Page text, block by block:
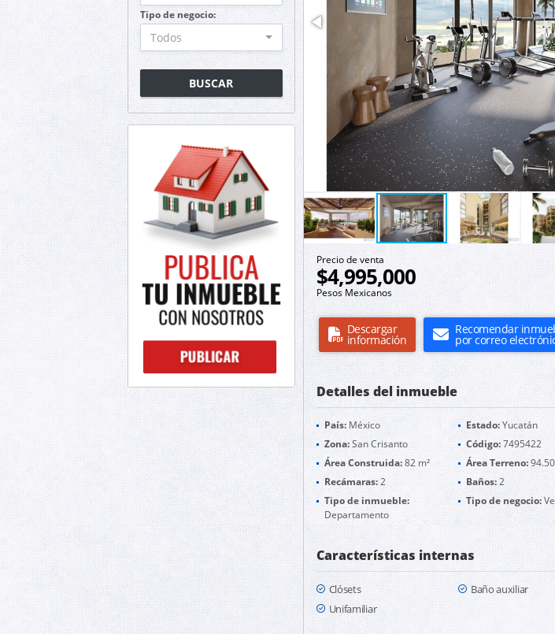
Tipo de negocio:
Todos
BUSCAR
Precio de venta
$4,995,000
Pesos Mexicanos
Descargar
información
Recomendar
por correo
Detalles del inmueble
País:México Estado:Yucatán
Zona:San Crisanto Código:7495422
Área Construida:82 m² Área Terreno:94.50
Recámaras:2 Baños:2
Tipo de inmueble:
Departamento
Tipo de negocio:
Características internas
Clósets Baño auxiliar
Unifamiliar